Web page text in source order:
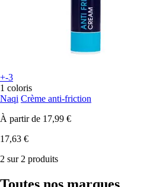
+-3
1 coloris
Naqi Crème anti-friction
À partir de 17,99 €
17,63 €
2 sur 2 produits